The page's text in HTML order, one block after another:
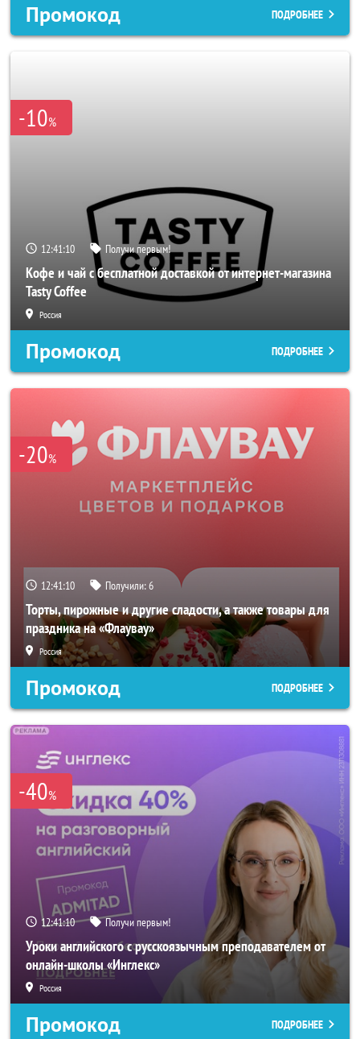
Промокод ПОДРОБНЕЕ
-10%
12:41:08 Получи первым!
Кофе и чай с бесплатной доставкой от интернет-магазина
Tasty Coffee
Россия
Промокод ПОДРОБНЕЕ
-20%
12:41:08 Получили:6
Торты, пирожные и другие сладости, а также товары для
праздника на «Флаувау»
Россия
Промокод ПОДРОБНЕЕ
-40%
12:41:08 Получи первым!
Уроки английского с русскоязычным преподавателем от
онлайн-школы «Инглекс»
Россия
Промокод ПОДРОБНЕЕ